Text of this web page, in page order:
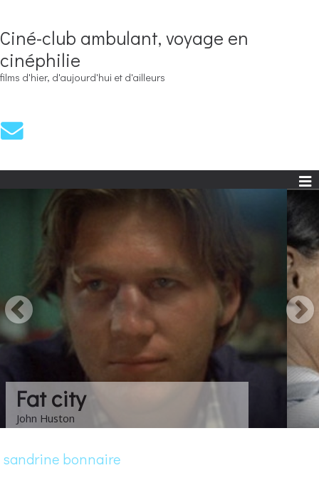
Ciné-club ambulant, voyage en
cinéphilie
films d'hier, d'aujourd'hui et d'ailleurs
Les choses de la vie
Claude Sautet
sandrine bonnaire